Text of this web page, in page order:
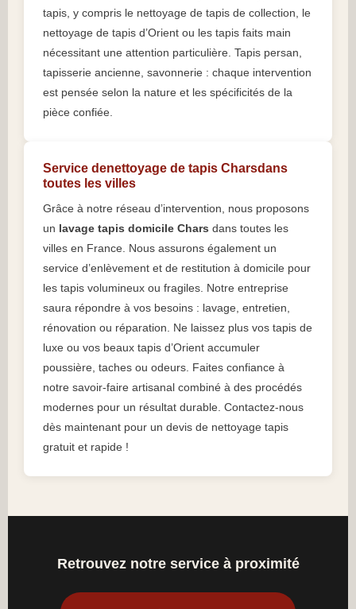
tapis, y compris le nettoyage de tapis de collection, le
nettoyage de tapis d’Orient ou les tapis faits main
nécessitant une attention particulière. Tapis persan,
tapisserie ancienne, savonnerie : chaque intervention
est pensée selon la nature et les spécificités de la
pièce confiée.
Service denettoyage de tapis Charsdans
toutes les villes
Grâce à notre réseau d’intervention, nous proposons
un lavage tapis domicile Chars dans toutes les
villes en France. Nous assurons également un
service d’enlèvement et de restitution à domicile pour
les tapis volumineux ou fragiles. Notre entreprise
saura répondre à vos besoins : lavage, entretien,
rénovation ou réparation. Ne laissez plus vos tapis de
luxe ou vos beaux tapis d’Orient accumuler
poussière, taches ou odeurs. Faites confiance à
notre savoir-faire artisanal combiné à des procédés
modernes pour un résultat durable. Contactez-nous
dès maintenant pour un devis de nettoyage tapis
gratuit et rapide !
Retrouvez notre service à proximité